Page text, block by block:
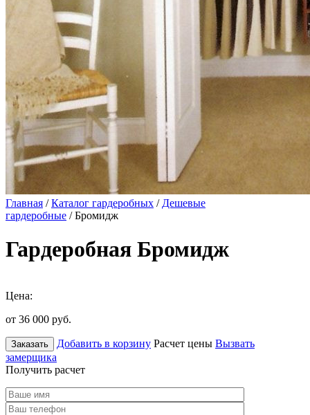
Главная /Каталог гардеробных / Дешевые
гардеробные / Бромидж
Гардеробная Бромидж
Цена:
от 36 000 руб.
Заказать Добавить в корзину Расчет цены Вызвать
замерщика
Получить расчет